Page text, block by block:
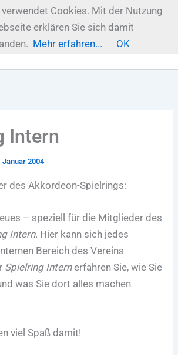
Intern
Januar 2004
des Akkordeon-Spielrings:
– speziell für die Mitglieder des
Intern. Hier kann sich jedes
Bereich des Vereins
Spielring Internerfahren Sie, wie Sie
was Sie dort alles machen
viel Spaß damit!
Cookies. Mit der Nutzung
erklären Sie sich damit
Mehr erfahren... OK